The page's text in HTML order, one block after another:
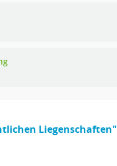
Liegenschaften"